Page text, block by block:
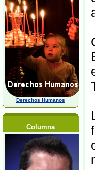
Derechos Humanos
Columna